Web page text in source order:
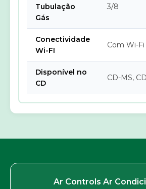
Tubulação
Gás
3/8
Conectividade
Wi-FI
Com Wi-Fi
Disponível no
CD
CD-MS,
Ar Controls Ar